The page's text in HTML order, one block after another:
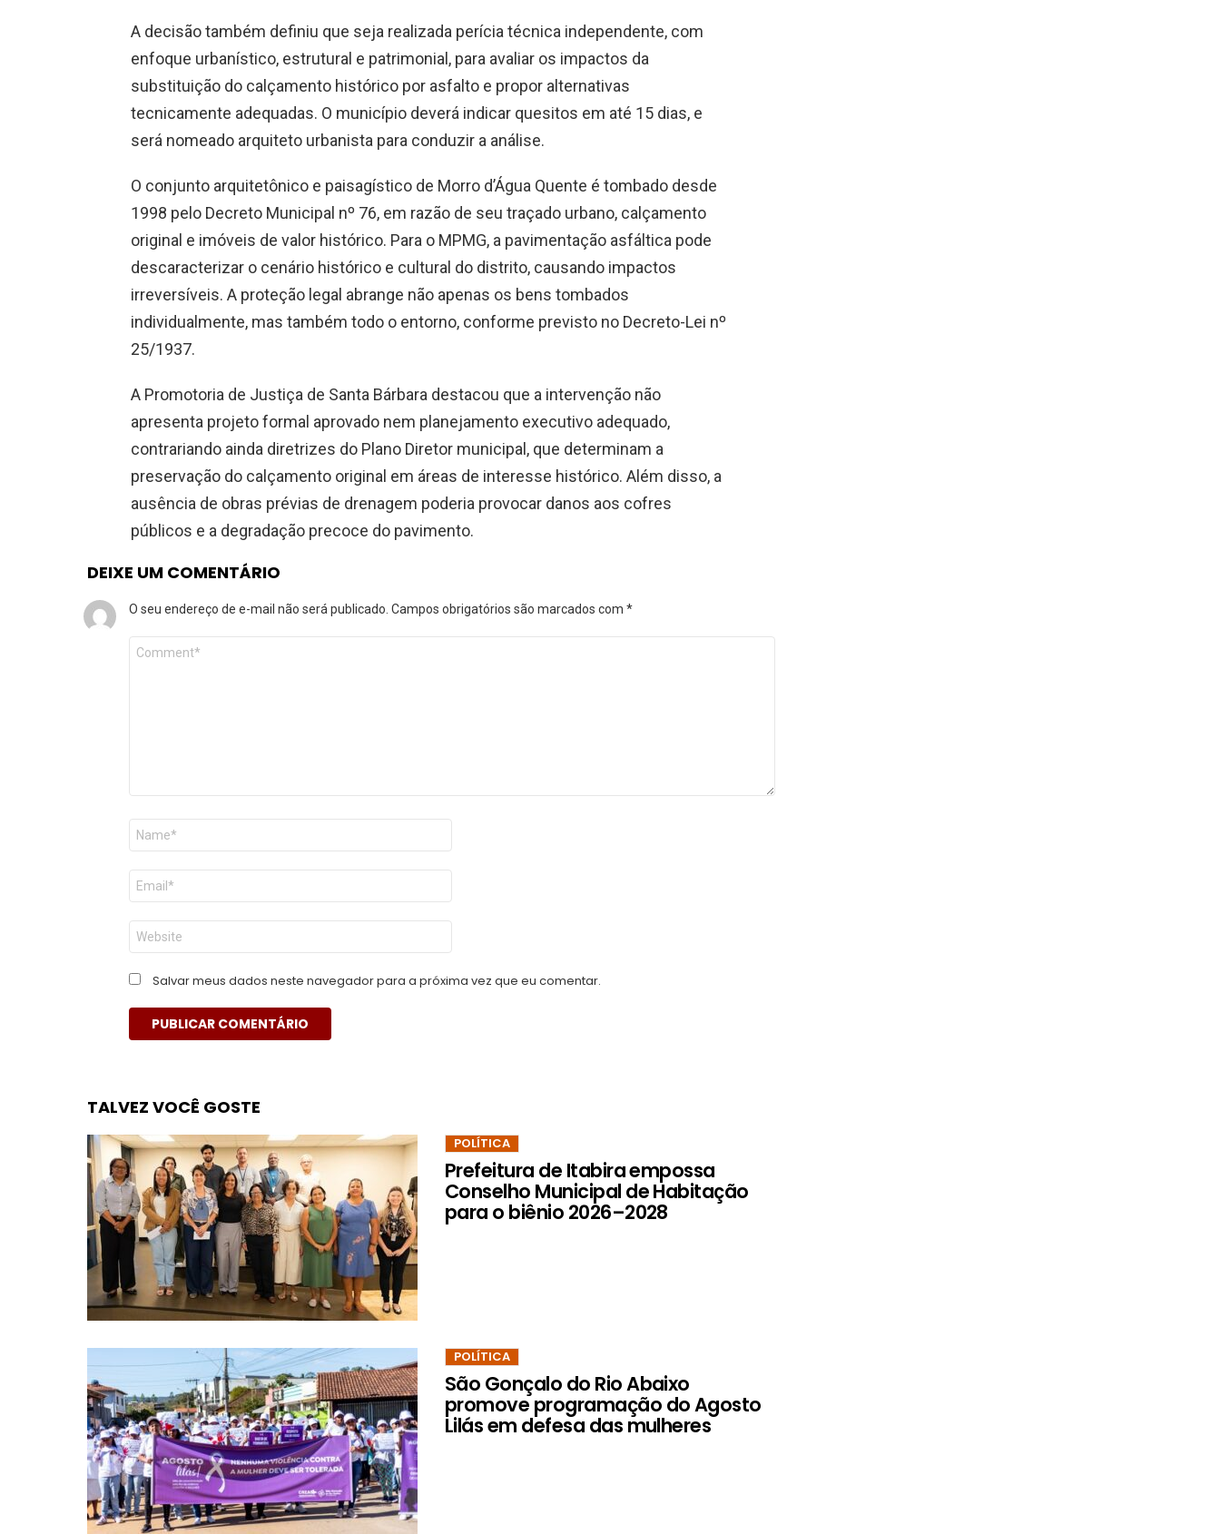
A decisão também definiu que seja realizada perícia técnica independente, com
enfoque urbanístico, estrutural e patrimonial, para avaliar os impactos da
substituição do calçamento histórico por asfalto e propor alternativas
tecnicamente adequadas. O município deverá indicar quesitos em até 15 dias, e
será nomeado arquiteto urbanista para conduzir a análise.
O conjunto arquitetônico e paisagístico de Morro d’Água Quente é tombado desde
1998 pelo Decreto Municipal nº 76, em razão de seu traçado urbano, calçamento
original e imóveis de valor histórico. Para o MPMG, a pavimentação asfáltica pode
descaracterizar o cenário histórico e cultural do distrito, causando impactos
irreversíveis. A proteção legal abrange não apenas os bens tombados
individualmente, mas também todo o entorno, conforme previsto no Decreto-Lei nº
25/1937.
A Promotoria de Justiça de Santa Bárbara destacou que a intervenção não
apresenta projeto formal aprovado nem planejamento executivo adequado,
contrariando ainda diretrizes do Plano Diretor municipal, que determinam a
preservação do calçamento original em áreas de interesse histórico. Além disso, a
ausência de obras prévias de drenagem poderia provocar danos aos cofres
públicos e a degradação precoce do pavimento.
DEIXE UM COMENTÁRIO
O seu endereço de e-mail não será publicado. Campos obrigatórios são marcados com *
Comentário
Nome
E-
mail
*
Site
Salvar meus dados neste navegador para a próxima vez que eu comentar.
TALVEZ VOCÊ GOSTE
POLÍTICA
Prefeitura de Itabira empossa
Conselho Municipal de Habitação
para o biênio 2026–2028
POLÍTICA
São Gonçalo do Rio Abaixo
promove programação do Agosto
Lilás em defesa das mulheres